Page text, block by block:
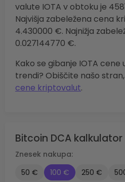
valute IOTA v obtoku je
Najvišja zabeležena cena
4.430000 €. Najnižja
0.027144770 €.
Kako se gibanje IOTA cene
trendi? Obiščite našo
cene kriptovalut.
Bitcoin DCA kalkulator
Znesek nakupa:
50 €
100 € 250 €